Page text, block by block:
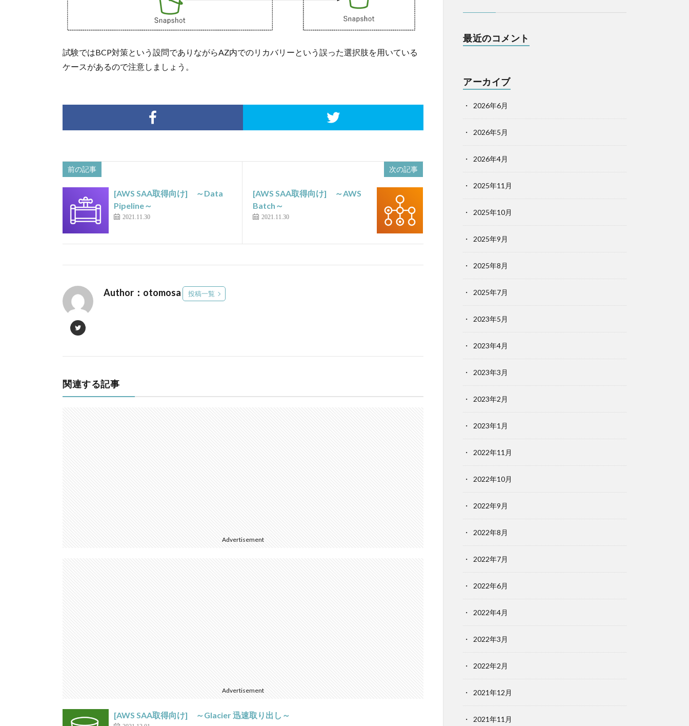
試験ではBCP対策という設問でありながらAZ内でのリカバリーという誤った選択肢を用いている
ケースがあるので注意しましょう。
前の記事
[AWS SAA取得向け] ～Data
Pipeline～
2021.11.30
次の記事
[AWS SAA取得向け] ～AWS
Batch～
2021.11.30
Author：otomosa 投稿一覧
関連する記事
Advertisement
Advertisement
[AWS SAA取得向け] ～Glacier 迅速取り出し～
最近のコメント
アーカイブ
2026年6月
2026年5月
2026年4月
2025年11月
2025年10月
2025年9月
2025年8月
2025年7月
2023年5月
2023年4月
2023年3月
2023年2月
2023年1月
2022年11月
2022年10月
2022年9月
2022年8月
2022年7月
2022年6月
2022年4月
2022年3月
2022年2月
2021年12月
2021年11月